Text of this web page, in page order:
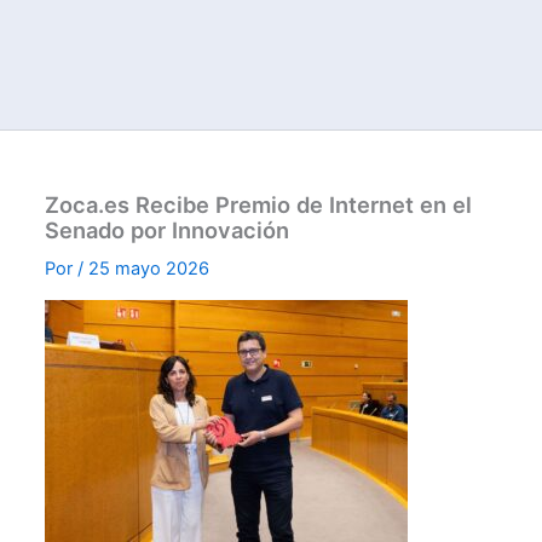
Zoca.es Recibe Premio de Internet en el
Senado por Innovación
Por/ 25 mayo 2026